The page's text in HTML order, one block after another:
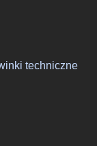
techniczne